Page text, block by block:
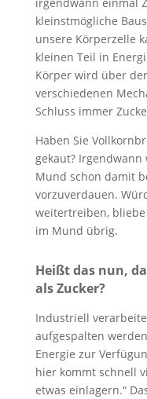
kleinstmögliche
unsere Körperzelle
kleinen Teil in
Körper wird über
verschiedenen
Schluss immer
Haben Sie
gekaut?
Mund schon damit
vorzuverdauen.
weitertreiben,
im Mund übrig.
Heißt das nun,
als Zucker?
Industriell
aufgespalten
Energie zur
hier kommt schnell
etwas einlagern.“